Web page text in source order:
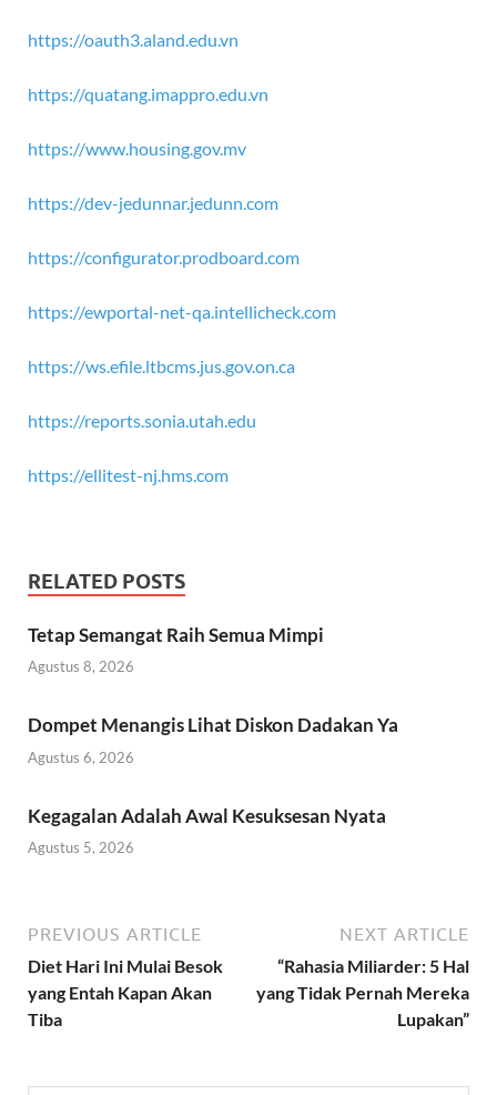
https://oauth3.aland.edu.vn
https://quatang.imappro.edu.vn
https://www.housing.gov.mv
https://dev-jedunnar.jedunn.com
https://configurator.prodboard.com
https://ewportal-net-qa.intellicheck.com
https://ws.efile.ltbcms.jus.gov.on.ca
https://reports.sonia.utah.edu
https://ellitest-nj.hms.com
RELATED POSTS
Tetap Semangat Raih Semua Mimpi
Agustus 8, 2026
Dompet Menangis Lihat Diskon Dadakan Ya
Agustus 6, 2026
Kegagalan Adalah Awal Kesuksesan Nyata
Agustus 5, 2026
PREVIOUS ARTICLE
Diet Hari Ini Mulai Besok
yang Entah Kapan Akan
Tiba
NEXT ARTICLE
“Rahasia Miliarder: 5 Hal
yang Tidak Pernah Mereka
Lupakan”